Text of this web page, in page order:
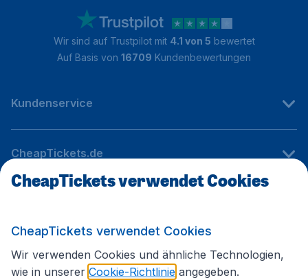
Wir sind auf Trustpilot mit 4.1 von 5 bewertet
Auf Basis von 16709 Kundenbewertungen
Kundenservice
CheapTickets.de
Folgen Sie uns:
CheapTickets verwendet Cookies
CheapTickets verwendet Cookies
Wir verwenden Cookies und ähnliche Technologien,
wie in unserer Cookie-Richtlinie angegeben.